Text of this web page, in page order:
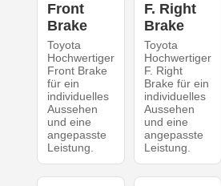
Front
Brake
Toyota
Hochwertiger
Front Brake
für ein
individuelles
Aussehen
und eine
angepasste
Leistung.
F. Right
Brake
Toyota
Hochwertiger
F. Right
Brake für ein
individuelles
Aussehen
und eine
angepasste
Leistung.